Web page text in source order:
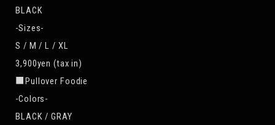
BLACK
-Sizes-
S / M / L / XL
3,900yen (tax in)
■Pullover Foodie
-Colors-
BLACK / GRAY